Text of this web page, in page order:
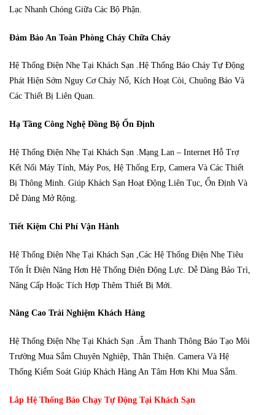
Lạc Nhanh Chóng Giữa Các Bộ Phận.
Đảm Bảo An Toàn Phòng Cháy Chữa Cháy
Hệ Thống Điện Nhẹ Tại Khách Sạn .Hệ Thống Báo Cháy Tự Động
Phát Hiện Sớm Nguy Cơ Cháy Nổ, Kích Hoạt Còi, Chuông Báo Và
Các Thiết Bị Liên Quan.
Hạ Tầng Công Nghệ Đồng Bộ Ổn Định
Hệ Thống Điện Nhẹ Tại Khách Sạn .Mạng Lan – Internet Hỗ Trợ
Kết Nối Máy Tính, Máy Pos, Hệ Thống Erp, Camera Và Các Thiết
Bị Thông Minh. Giúp Khách Sạn Hoạt Động Liên Tục, Ổn Định Và
Dễ Dàng Mở Rộng.
Tiết Kiệm Chi Phí Vận Hành
Hệ Thống Điện Nhẹ Tại Khách Sạn ,Các Hệ Thống Điện Nhẹ Tiêu
Tốn Ít Điện Năng Hơn Hệ Thống Điện Động Lực. Dễ Dàng Bảo Trì,
Nâng Cấp Hoặc Tích Hợp Thêm Thiết Bị Mới.
Nâng Cao Trải Nghiệm Khách Hàng
Hệ Thống Điện Nhẹ Tại Khách Sạn .Âm Thanh Thông Báo Tạo Môi
Trường Mua Sắm Chuyên Nghiệp, Thân Thiện. Camera Và Hệ
Thống Kiểm Soát Giúp Khách Hàng An Tâm Hơn Khi Mua Sắm.
Lắp Hệ Thống Báo Chạy Tự Động Tại Khách Sạn